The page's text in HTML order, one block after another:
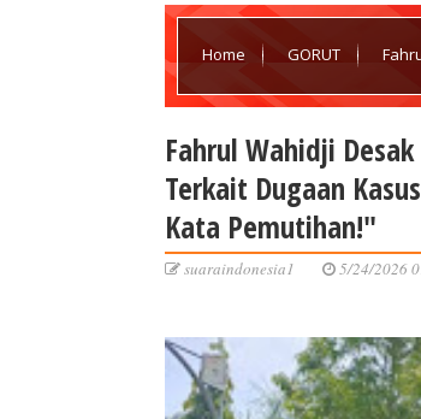
Home GORUT
Fahrul Wahidji
Terkait Dugaan
Kata Pemutihan!"
suaraindonesia1 5/24/2026